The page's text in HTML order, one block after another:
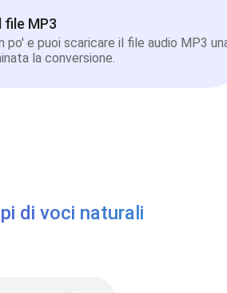
file MP3
po' e puoi scaricare il file audio MP3
la conversione.
di voci naturali